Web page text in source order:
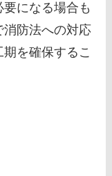
になる場合も
消防法への対応
を確保するこ